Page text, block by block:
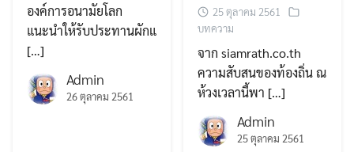
องค์การอนามัยโลก
แนะนำให้รับประทานผักแ
[…]
Admin
26 ตุลาคม 2561
25 ตุลาคม 2561
บทความ
จาก siamrath.co.th
ความสับสนของท้องถิ่น ณ
ห้วงเวลานี้พา […]
Admin
25 ตุลาคม 2561